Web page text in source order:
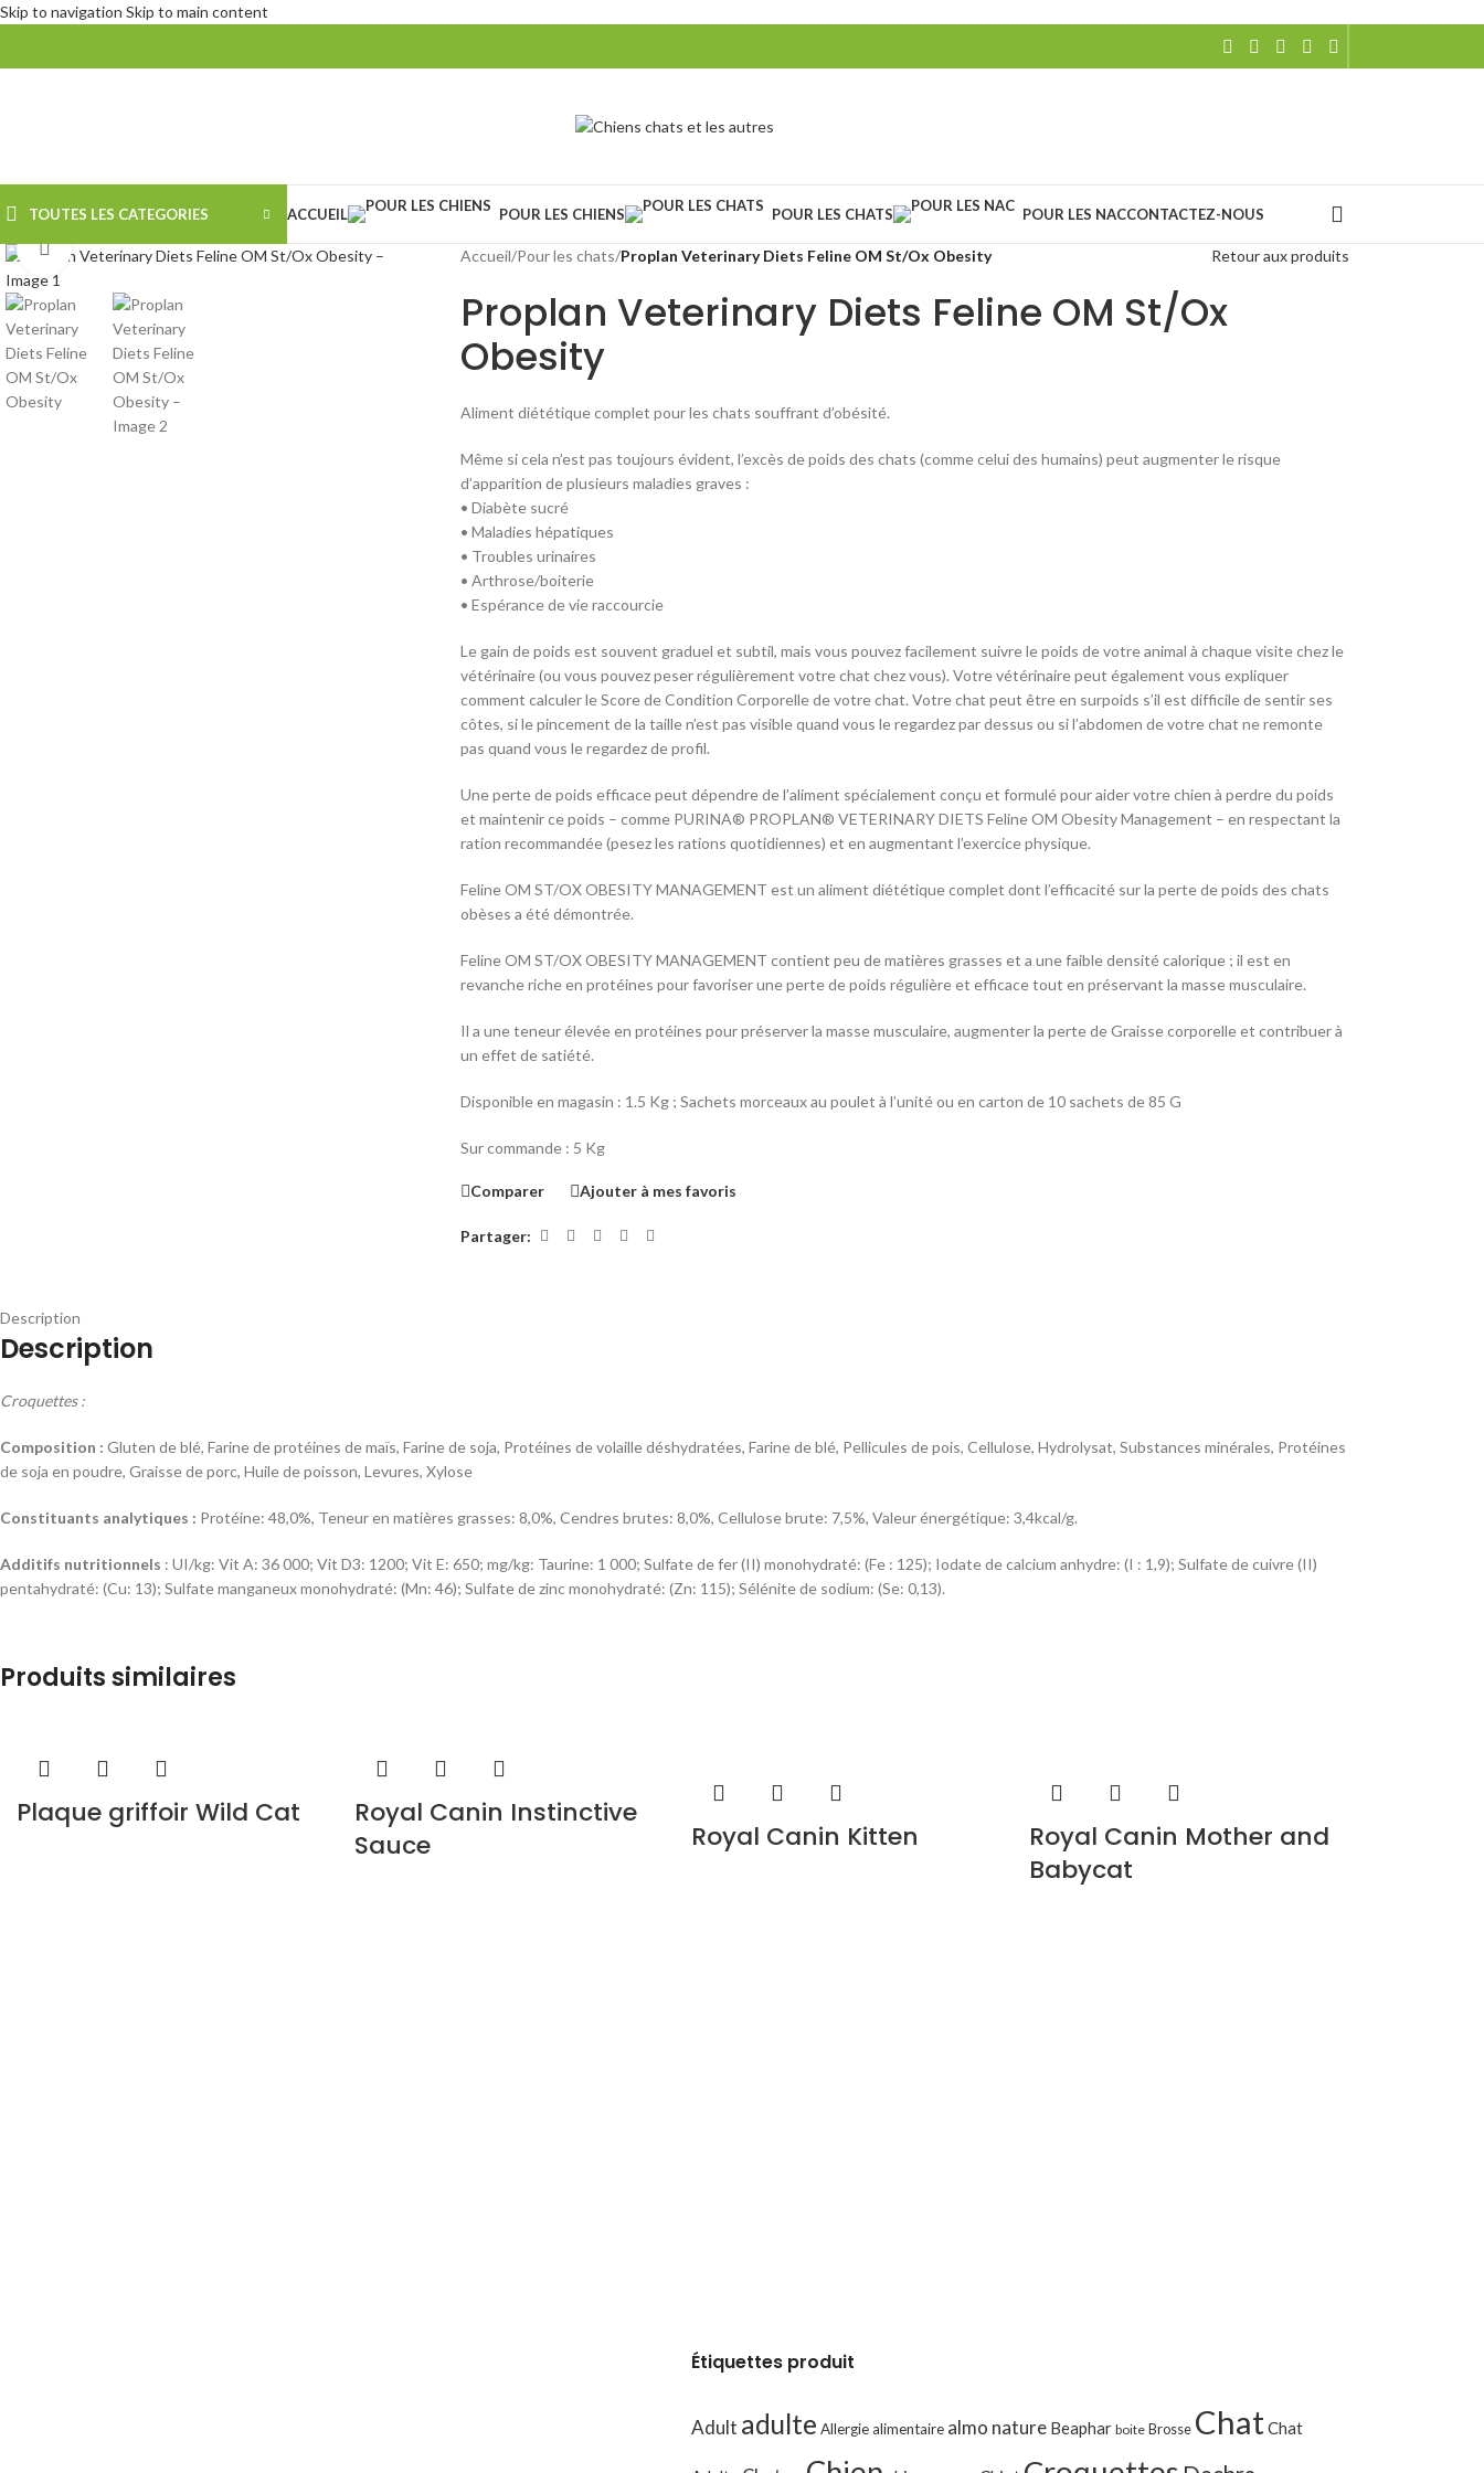
Skip to navigation Skip to main content
TOUTES LES CATEGORIES ACCUEIL POUR LES CHIENS POUR LES CHATS POUR LES NACCONTACTEZ-NOUS
Agrandir Accueil/Pour les chats/Proplan Veterinary Diets Feline OM St/Ox Obesity Retour aux produits
Proplan Veterinary Diets Feline OM St/Ox
Obesity
Aliment diététique complet pour les chats souffrant d’obésité.
Même si cela n’est pas toujours évident, l’excès de poids des chats (comme celui des humains) peut augmenter le risque
d’apparition de plusieurs maladies graves :
• Diabète sucré
• Maladies hépatiques
• Troubles urinaires
• Arthrose/boiterie
• Espérance de vie raccourcie
Le gain de poids est souvent graduel et subtil, mais vous pouvez facilement suivre le poids de votre animal à chaque visite chez le
vétérinaire (ou vous pouvez peser régulièrement votre chat chez vous). Votre vétérinaire peut également vous expliquer
comment calculer le Score de Condition Corporelle de votre chat. Votre chat peut être en surpoids s’il est difficile de sentir ses
côtes, si le pincement de la taille n’est pas visible quand vous le regardez par dessus ou si l’abdomen de votre chat ne remonte
pas quand vous le regardez de profil.
Une perte de poids efficace peut dépendre de l’aliment spécialement conçu et formulé pour aider votre chien à perdre du poids
et maintenir ce poids – comme PURINA® PROPLAN® VETERINARY DIETS Feline OM Obesity Management – en respectant la
ration recommandée (pesez les rations quotidiennes) et en augmentant l’exercice physique.
Feline OM ST/OX OBESITY MANAGEMENT est un aliment diététique complet dont l’efficacité sur la perte de poids des chats
obèses a été démontrée.
Feline OM ST/OX OBESITY MANAGEMENT contient peu de matières grasses et a une faible densité calorique ; il est en
revanche riche en protéines pour favoriser une perte de poids régulière et efficace tout en préservant la masse musculaire.
Il a une teneur élevée en protéines pour préserver la masse musculaire, augmenter la perte de Graisse corporelle et contribuer à
un effet de satiété.
Disponible en magasin : 1.5 Kg ; Sachets morceaux au poulet à l’unité ou en carton de 10 sachets de 85 G
Sur commande : 5 Kg
Comparer Ajouter à mes favoris
Partager:
Description
Description
Croquettes :
Composition : Gluten de blé, Farine de protéines de maïs, Farine de soja, Protéines de volaille déshydratées, Farine de blé, Pellicules de pois, Cellulose, Hydrolysat, Substances minérales, Protéines
de soja en poudre, Graisse de porc, Huile de poisson, Levures, Xylose
Constituants analytiques : Protéine: 48,0%, Teneur en matières grasses: 8,0%, Cendres brutes: 8,0%, Cellulose brute: 7,5%, Valeur énergétique: 3,4kcal/g.
Additifs nutritionnels : UI/kg: Vit A: 36 000; Vit D3: 1200; Vit E: 650; mg/kg: Taurine: 1 000; Sulfate de fer (II) monohydraté: (Fe : 125); Iodate de calcium anhydre: (I : 1,9); Sulfate de cuivre (II)
pentahydraté: (Cu: 13); Sulfate manganeux monohydraté: (Mn: 46); Sulfate de zinc monohydraté: (Zn: 115); Sélénite de sodium: (Se: 0,13).
Composition : Viandes et sous-produits animaux (dont Poulet 4%), Sous-produits d’origine végétale, Poissons et sous-produits de poissons, Substances minérales, Céréales.
Additifs nutritionnels : UI/kg : Vit A : 1180 ; Vit D3 : 165 ; mg/kg : 3b103 : (Fe: 11) ; 3b202 : (I: 0,43) ; 3b405 : (Cu: 1) ; 3b503 : (Mn: 1,9) ; 3b605 : (Zn: 20) ; Taurine : 1449.
Produits similaires
Plaque griffoir Wild Cat
Royal Canin Instinctive
Sauce
Royal Canin Kitten
Royal Canin Mother and
Babycat
Étiquettes produit
Adult adulte Allergie alimentaire almo nature Beaphar boite Brosse ChatChat